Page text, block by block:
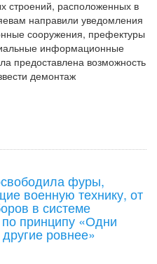
строений, расположенных в
направили уведомления
сооружения, префектуры
информационные
предоставлена возможность
демонтаж
фуры,
военную технику, от
в системе
принципу «Одни
ровнее»